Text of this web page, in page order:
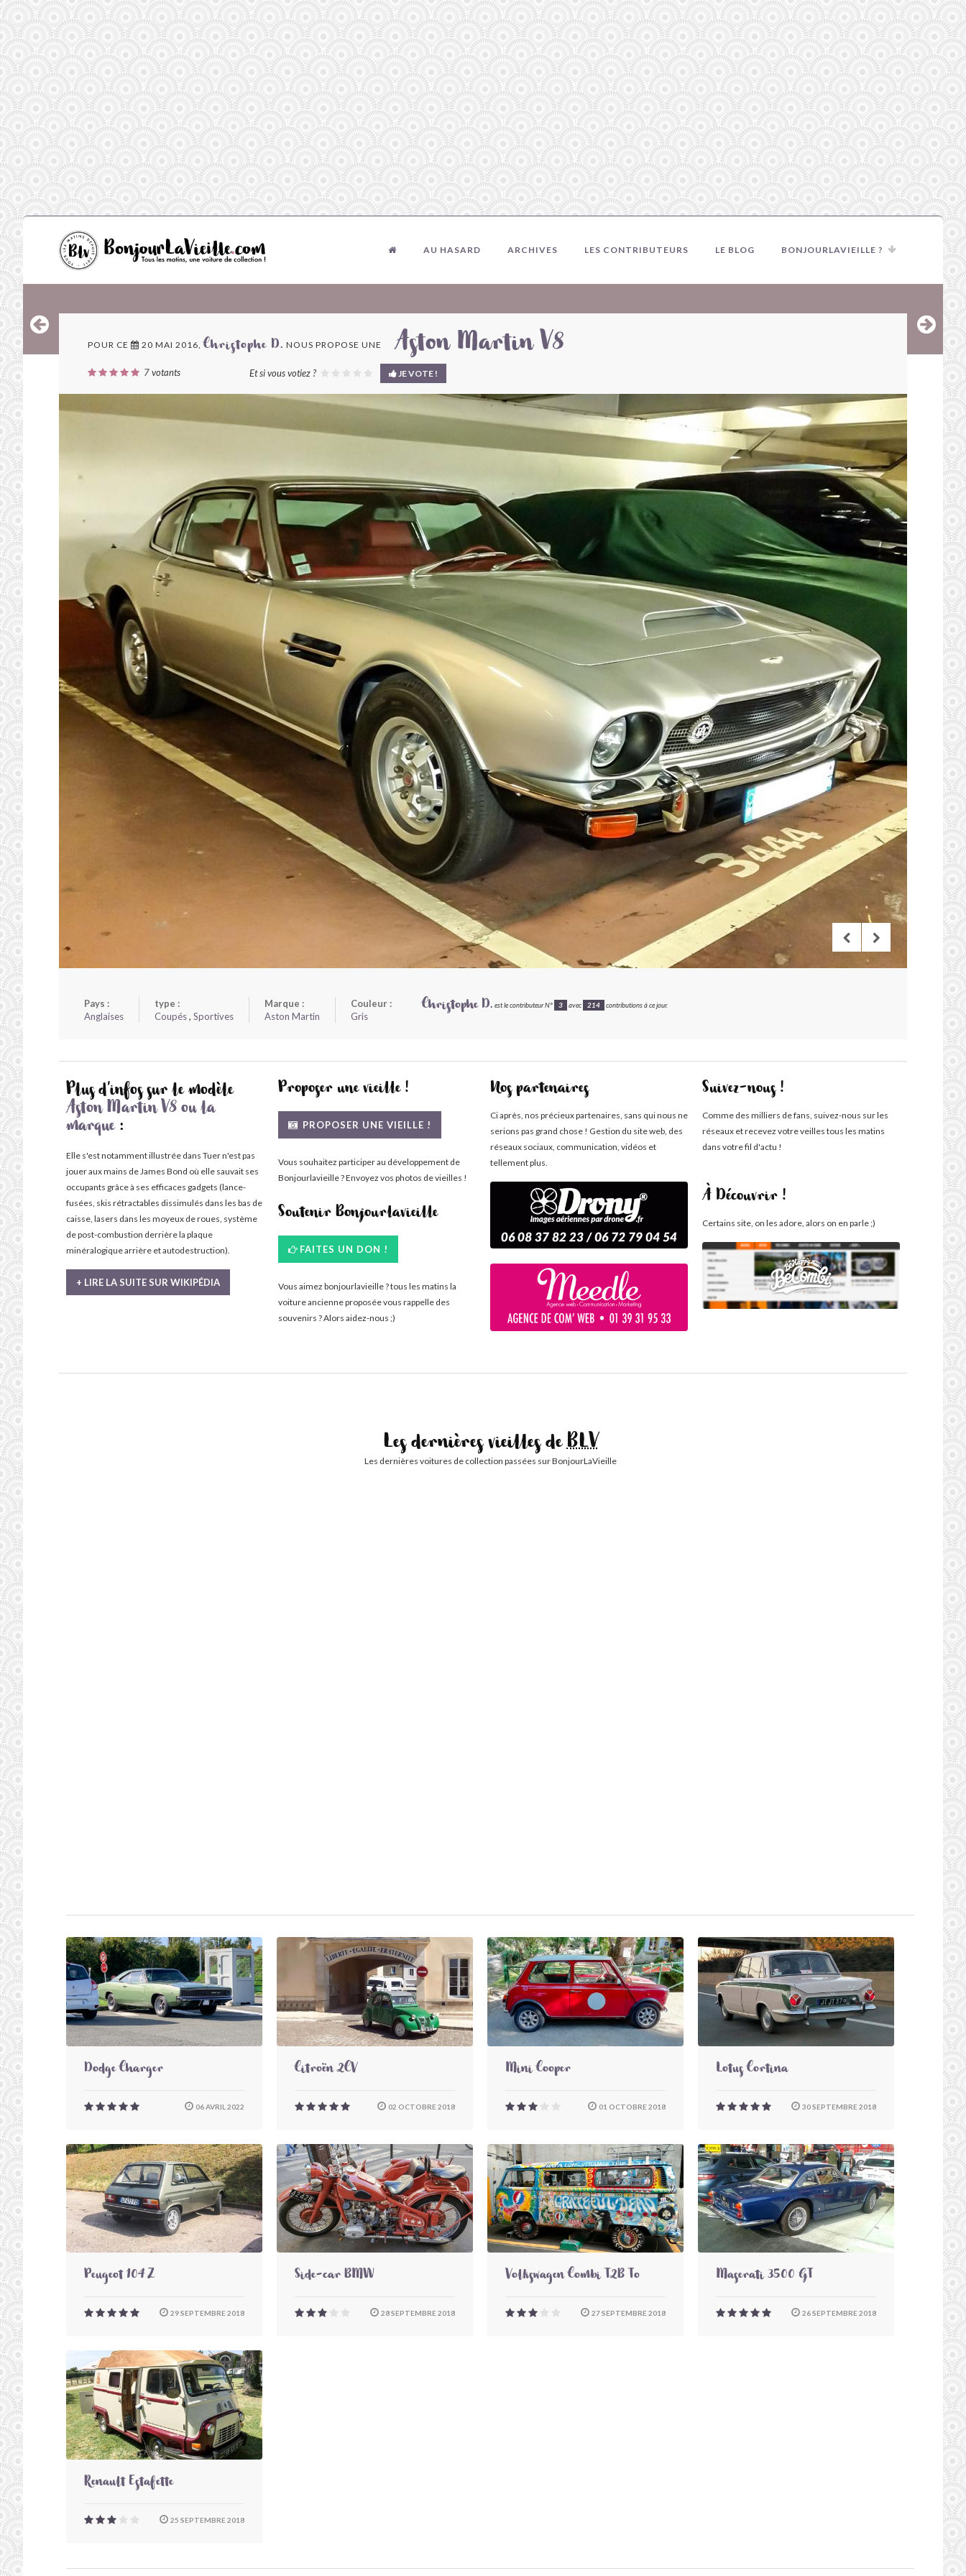
AU HASARD ARCHIVES LES CONTRIBUTEURS LE BLOG BONJOURLAVIEILLE ?
POUR CE 20 MAI 2016,Christophe D. NOUS PROPOSE UNE Aston Martin V8
7votants Et si vous votiez ? JE VOTE !
Pays :
Anglaises
type :
Coupés, Sportives
Marque :
Aston Martin
Couleur :
Gris
Christophe D. est le contributeur N° 3 avec 214 contributions à ce jour.
Plus d'infos sur le modèle
Aston Martin V8 ou la
marque:
Elle s'est notamment illustrée dans Tuer n'est pas
jouer aux mains de James Bond où elle sauvait ses
occupants grâce à ses efficaces gadgets (lance-
fusées, skis rétractables dissimulés dans les bas de
caisse, lasers dans les moyeux de roues, système
de post-combustion derrière la plaque
minéralogique arrière et autodestruction).
+ LIRE LA SUITE SUR WIKIPÉDIA
Proposer une vieille !
PROPOSER UNE VIEILLE !
Vous souhaitez participer au développement de
Bonjourlavieille ? Envoyez vos photos de vieilles !
Soutenir Bonjourlavieille
FAITES UN DON !
Vous aimez bonjourlavieille ? tous les matins la
voiture ancienne proposée vous rappelle des
souvenirs ? Alors aidez-nous ;)
Nos partenaires
Ci après, nos précieux partenaires, sans qui nous ne
serions pas grand chose ! Gestion du site web, des
réseaux sociaux, communication, vidéos et
tellement plus.
Suivez-nous !
Comme des milliers de fans, suivez-nous sur les
réseaux et recevez votre veilles tous les matins
dans votre fil d'actu !
À Découvrir !
Certains site, on les adore, alors on en parle ;)
Les dernières vieilles deBLV
Les dernières voitures de collection passées sur BonjourLaVieille
Dodge Charger
06 AVRIL 2022
Citroën 2CV
02 OCTOBRE 2018
Mini Cooper
01 OCTOBRE 2018
Lotus Cortina
30 SEPTEMBRE 2018
Peugeot 104 Z
29 SEPTEMBRE 2018
Side-car BMW
28 SEPTEMBRE 2018
Volkswagen Combi T2B To
27 SEPTEMBRE 2018
Maserati 3500 GT
26 SEPTEMBRE 2018
Renault Estafette
25 SEPTEMBRE 2018